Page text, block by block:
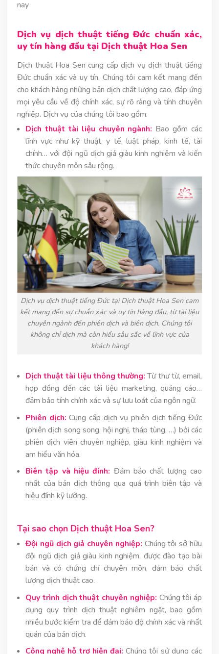
nay
Dịch vụ dịch thuật tiếng Đức chuẩn xác,
uy tín hàng đầu tại Dịch thuật Hoa Sen
Dịch thuật Hoa Sen cung cấp dịch vụ dịch thuật tiếng
Đức chuẩn xác và uy tín. Chúng tôi cam kết mang đến
cho khách hàng những bản dịch chất lượng cao, đáp ứng
mọi yêu cầu về độ chính xác, sự rõ ràng và tính chuyên
nghiệp. Dịch vụ của chúng tôi bao gồm:
Dịch thuật tài liệu chuyên ngành: Bao gồm các
lĩnh vực như kỹ thuật, y tế, luật pháp, kinh tế, tài
chính… với đội ngũ dịch giả giàu kinh nghiệm và kiến
thức chuyên môn sâu rộng.
Dịch vụ dịch thuật tiếng Đức tại Dịch thuật Hoa Sen cam
kết mang đến sự chuẩn xác và uy tín hàng đầu, từ tài liệu
chuyên ngành đến phiên dịch và biên dịch. Chúng tôi
không chỉ dịch mà còn hiểu sâu sắc về lĩnh vực của
khách hàng!
Dịch thuật tài liệu thông thường:Từ thư từ, email,
hợp đồng đến các tài liệu marketing, quảng cáo…
đảm bảo tính chính xác và sự lưu loát của ngôn ngữ.
Phiên dịch: Cung cấp dịch vụ phiên dịch tiếng Đức
(phiên dịch song song, hội nghị, tháp tùng, …) bởi các
phiên dịch viên chuyên nghiệp, giàu kinh nghiệm và
am hiểu văn hóa.
Biên tập và hiệu đính: Đảm bảo chất lượng cao
nhất của bản dịch thông qua quá trình biên tập và
hiệu đính kỹ lưỡng.
Tại sao chọn Dịch thuật Hoa Sen?
Đội ngũ dịch giả chuyên nghiệp: Chúng tôi sở hữu
đội ngũ dịch giả giàu kinh nghiệm, được đào tạo bài
bản và có chứng chỉ chuyên môn, đảm bảo chất
lượng dịch thuật cao.
Quy trình dịch thuật chuyên nghiệp: Chúng tôi áp
dụng quy trình dịch thuật nghiêm ngặt, bao gồm
nhiều bước kiểm tra để đảm bảo độ chính xác và nhất
quán của bản dịch.
Công nghệ hỗ trợ hiện đại: Chúng tôi sử dụng các